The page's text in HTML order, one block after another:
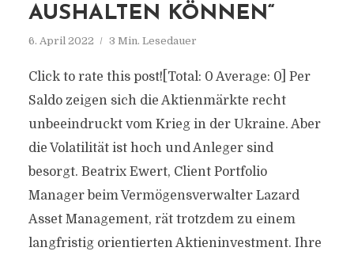
AUSHALTEN KÖNNEN“
6. April 2022 3 Min. Lesedauer
Click to rate this post![Total: 0 Average: 0] Per
Saldo zeigen sich die Aktienmärkte recht
unbeeindruckt vom Krieg in der Ukraine. Aber
die Volatilität ist hoch und Anleger sind
besorgt. Beatrix Ewert, Client Portfolio
Manager beim Vermögensverwalter Lazard
Asset Management, rät trotzdem zu einem
langfristig orientierten Aktieninvestment. Ihre